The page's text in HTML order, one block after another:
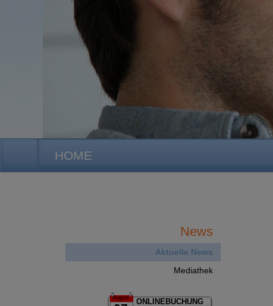
HOME
News
Aktuelle News
Mediathek
August
ONLINEBUCHUNG